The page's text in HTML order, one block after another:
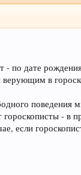
по дате
в
поведения
- в
если